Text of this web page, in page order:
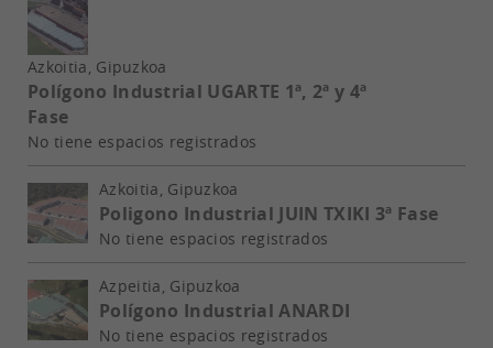
Azkoitia, Gipuzkoa
Polígono Industrial UGARTE 1ª, 2ª y 4ª
Fase
No tiene espacios registrados
Azkoitia, Gipuzkoa
Poligono Industrial JUIN TXIKI 3ª Fase
No tiene espacios registrados
Azpeitia, Gipuzkoa
Polígono Industrial ANARDI
No tiene espacios registrados